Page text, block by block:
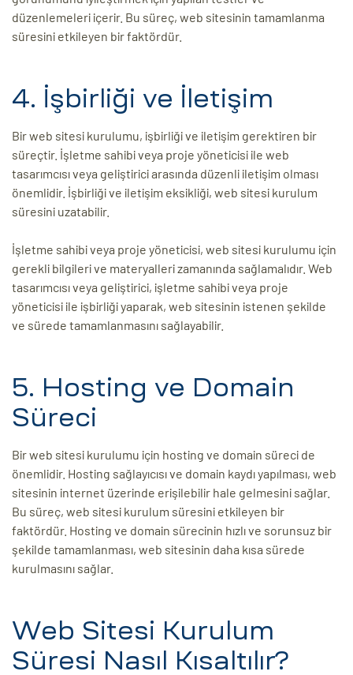
düzenlemeleri içerir. Bu süreç, web sitesinin tamamlanma
süresini etkileyen bir faktördür.
4. İşbirliği ve İletişim
Bir web sitesi kurulumu, işbirliği ve iletişim gerektiren bir
süreçtir. İşletme sahibi veya proje yöneticisi ile web
tasarımcısı veya geliştirici arasında düzenli iletişim olması
önemlidir. İşbirliği ve iletişim eksikliği, web sitesi kurulum
süresini uzatabilir.
İşletme sahibi veya proje yöneticisi, web sitesi kurulumu için
gerekli bilgileri ve materyalleri zamanında sağlamalıdır. Web
tasarımcısı veya geliştirici, işletme sahibi veya proje
yöneticisi ile işbirliği yaparak, web sitesinin istenen şekilde
ve sürede tamamlanmasını sağlayabilir.
5. Hosting ve Domain
Süreci
Bir web sitesi kurulumu için hosting ve domain süreci de
önemlidir. Hosting sağlayıcısı ve domain kaydı yapılması, web
sitesinin internet üzerinde erişilebilir hale gelmesini sağlar.
Bu süreç, web sitesi kurulum süresini etkileyen bir
faktördür. Hosting ve domain sürecinin hızlı ve sorunsuz bir
şekilde tamamlanması, web sitesinin daha kısa sürede
kurulmasını sağlar.
Web Sitesi Kurulum
Süresi Nasıl Kısaltılır?